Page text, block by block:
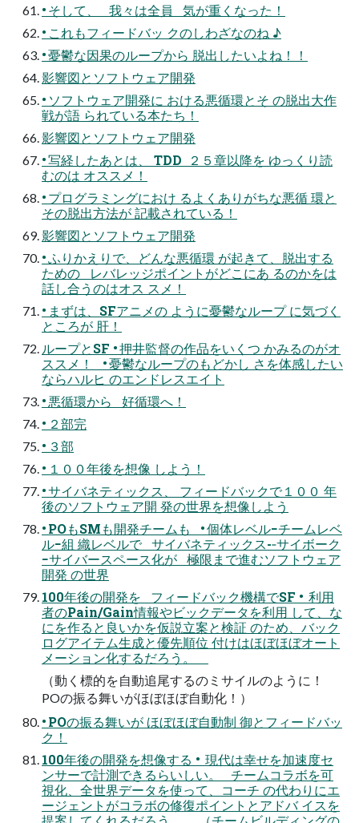
• そして、 我々は全員 気が重くなった！
• これもフィードバッ クのしわざなのね ♪
• 憂鬱な因果のループから 脱出したいよね！！
影響図とソフトウェア開発
• ソフトウェア開発に おける悪循環とそ の脱出大作
戦が語 られている本たち！
影響図とソフトウェア開発
• 写経したあとは、 TDD ２５章以降を ゆっくり読
むのは オススメ！
• プログラミングにおけ るよくありがちな悪循 環と
その脱出方法が 記載されている！
影響図とソフトウェア開発
• ふりかえりで、どんな悪循環 が起きて、脱出する
ための レバレッジポイントがどこにあ るのかをは
話し合うのはオス スメ！
• まずは、SFアニメの ように憂鬱なループ に気づく
ところが 肝！
ループとSF • 押井監督の作品をいくつ かみるのがオ
ススメ！ • 憂鬱なループのもどかし さを体感したい
ならハルヒ のエンドレスエイト
• 悪循環から 好循環へ！
• ２部完
• ３部
• １００年後を想像 しよう！
• サイバネティックス、 フィードバックで１００ 年
後のソフトウェア開 発の世界を想像しよう
• POもSMも開発チームも • 個体レベル−チームレベ
ル−組 織レベルで サイバネティックス-­‐サイボーク
−サイバースペース化が 極限まで進むソフトウェア
開発 の世界
100年後の開発を フィードバック機構でSF • 利用
者のPain/Gain情報やビックデータを利用 して、な
にを作ると良いかを仮説立案と検証 のため、バック
ログアイテム生成と優先順位 付けはほぼほぼオート
メーション化するだろう。
（動く標的を自動追尾するのミサイルのように！
POの振る舞いがほぼほぼ自動化！）
• POの振る舞いが ほぼほぼ自動制 御とフィードバッ
ク！
100年後の開発を想像する • 現代は幸せを加速度セ
ンサーで計測できるらいしい。 チームコラボを可
視化、全世界データを使って、コーチ の代わりにエ
ージェントがコラボの修復ポイントとアドバ イスを